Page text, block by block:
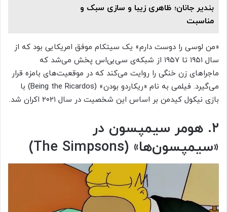
بندیر جانان؛ ظاهری زیبا و سازی سبک و
مناسبت
«من لوسی را دوست دارم» یک سیتکام موفق امریکایی بود که از
سال ۱۹۵۱ تا ۱۹۵۷ از شبکه‌ی سی‌بی‌اس پخش می‌شد که
ماجراهای زن خنگی را روایت می‌کند که در موقعیت‌های بامزه قرار
می‌گیرد. فیلمی به نام «ریکاردو بودن» (Being the Ricardos) با
بازی نیکول کیدمن بر اساس این شخصیت در سال ۲۰۲۱ اکران شد.
۲. هومر سیمپسون در
«سیمپسون‌ها» (The Simpsons)